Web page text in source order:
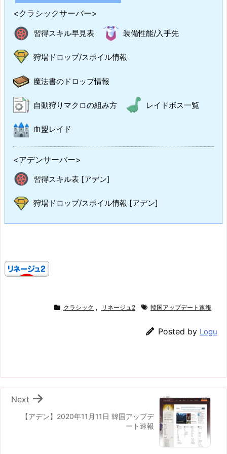
<クラシックサーバー>
習得スキル早見表 装備性能/入手先
狩場ドロップ/スポイル情報
魔法書のドロップ情報
自動狩りマクロの組み方 レイドボス一覧
血盟レイド
<アデンサーバー>
習得スキル表 [アデン]
狩場ドロップ/スポイル情報 [アデン]
クラシック , リネージュ2 韓国アップデート速報
Posted by Logu
【アデン】2020年11月11日 韓国アップデ
ート速報
Next